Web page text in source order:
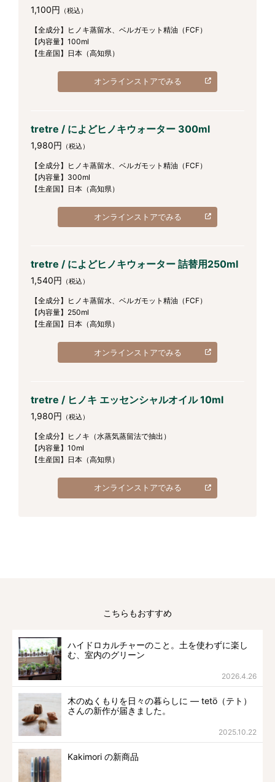
1,100円 （税込）
【全成分】ヒノキ蒸留水、ベルガモット精油（FCF）
【内容量】100ml
【生産国】日本（高知県）
オンラインストアでみる
tretre / によどヒノキウォーター 300ml
1,980円 （税込）
【全成分】ヒノキ蒸留水、ベルガモット精油（FCF）
【内容量】300ml
【生産国】日本（高知県）
オンラインストアでみる
tretre / によどヒノキウォーター 詰替用250ml
1,540円 （税込）
【全成分】ヒノキ蒸留水、ベルガモット精油（FCF）
【内容量】250ml
【生産国】日本（高知県）
オンラインストアでみる
tretre / ヒノキ エッセンシャルオイル 10ml
1,980円 （税込）
【全成分】ヒノキ（水蒸気蒸留法で抽出）
【内容量】10ml
【生産国】日本（高知県）
オンラインストアでみる
こちらもおすすめ
ハイドロカルチャーのこと。土を使わずに楽し
む、室内のグリーン
2026.4.26
木のぬくもりを日々の暮らしに ― tetö（テト）
さんの新作が届きました。
2025.10.22
Kakimori の新商品